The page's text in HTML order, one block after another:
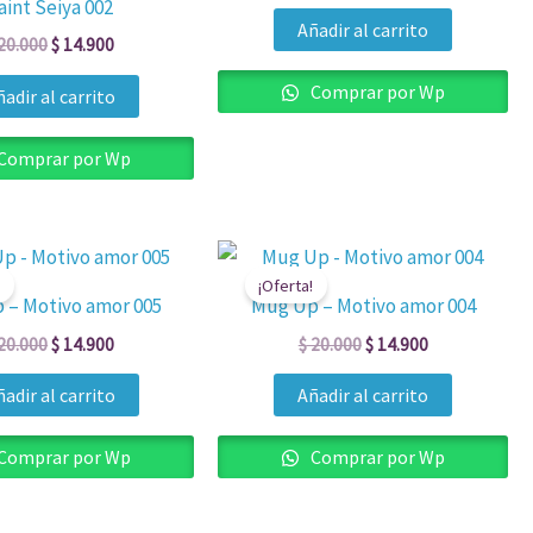
Seiya 002
$ 14.900
al carrito
por Wp
Añadir al carrito
Comprar por Wp
– Motivo amor 005
El
original
era:
$ 20.000.
$ 14.900
El
actual
es:
$ 14.900.
al carrito
por Wp
¡Oferta!
Mug Up – Motivo amor 004
$20.000
El
original
era:
$ 20.000.
$14.900
El
actual
es:
$ 14.900.
Añadir al carrito
Comprar por Wp